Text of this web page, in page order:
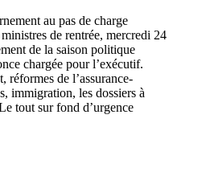
de rentrée, mercredi 24
de la saison politique
chargée pour l’exécutif.
réformes de l’assurance-
immigration, les dossiers à
tout sur fond d’urgence